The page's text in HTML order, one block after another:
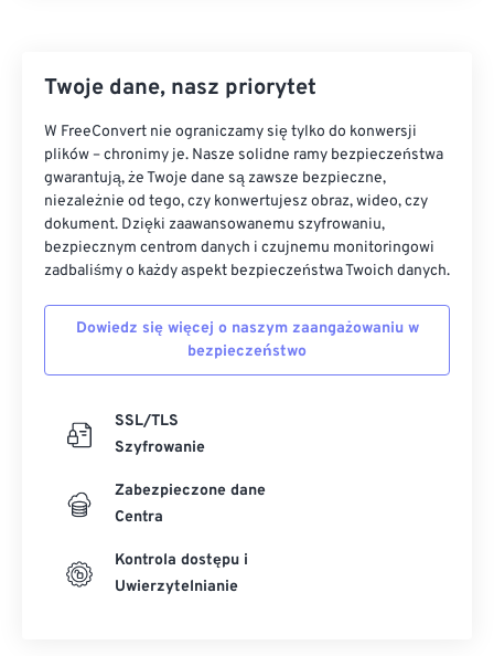
Twoje dane, nasz priorytet
W FreeConvert nie ograniczamy się tylko do konwersji
plików – chronimy je. Nasze solidne ramy bezpieczeństwa
gwarantują, że Twoje dane są zawsze bezpieczne,
niezależnie od tego, czy konwertujesz obraz, wideo, czy
dokument. Dzięki zaawansowanemu szyfrowaniu,
bezpiecznym centrom danych i czujnemu monitoringowi
zadbaliśmy o każdy aspekt bezpieczeństwa Twoich danych.
Dowiedz się więcej o naszym zaangażowaniu w
bezpieczeństwo
SSL/TLS
Szyfrowanie
Zabezpieczone dane
Centra
Kontrola dostępu i
Uwierzytelnianie